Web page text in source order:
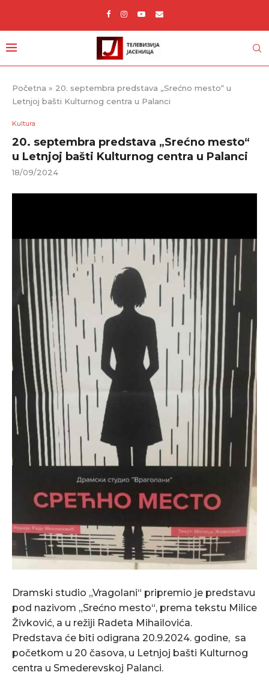
Početna » 20. septembra predstava „Srećno mesto“ u
Letnjoj bašti Kulturnog centra u Palanci
Kultura
20. septembra predstava „Srećno mesto“
u Letnjoj bašti Kulturnog centra u Palanci
18/09/2024
Dramski studio „Vragolani“ pripremio je predstavu
pod nazivom „Srećno mesto“, prema tekstu Milice
Živković, a u režiji Radeta Mihailovića.
Predstava će biti odigrana 20.9.2024. godine, sa
početkom u 20 časova, u Letnjoj bašti Kulturnog
centra u Smederevskoj Palanci.